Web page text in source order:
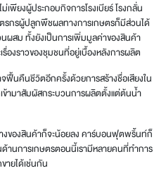
พียงผู้ประกอบกิจการโรงเบียร์ โรงกลั่น
รกรผู้ปลูกพืชผลทางการเกษตรก็มีส่วนได้
สม ทั้งยังเป็นการเพิ่มมูลค่าของสินค้า
องราวของชุมชนที่อยู่เบื้องหลังการผลิต
จฟื้นคืนชีวิตอีกครั้งด้วยการสร้างชื่อเสียงใน
ข้ามาสัมผัสกระบวนการผลิตตั้งแต่ต้นน้ำ
างของสินค้าก็จะน้อยลง คาร์บอนฟุตพริ้นท์ก็
านการเกษตรตอนนี้เรามีหลายคนที่ทำการ
ายได้เช่นกัน